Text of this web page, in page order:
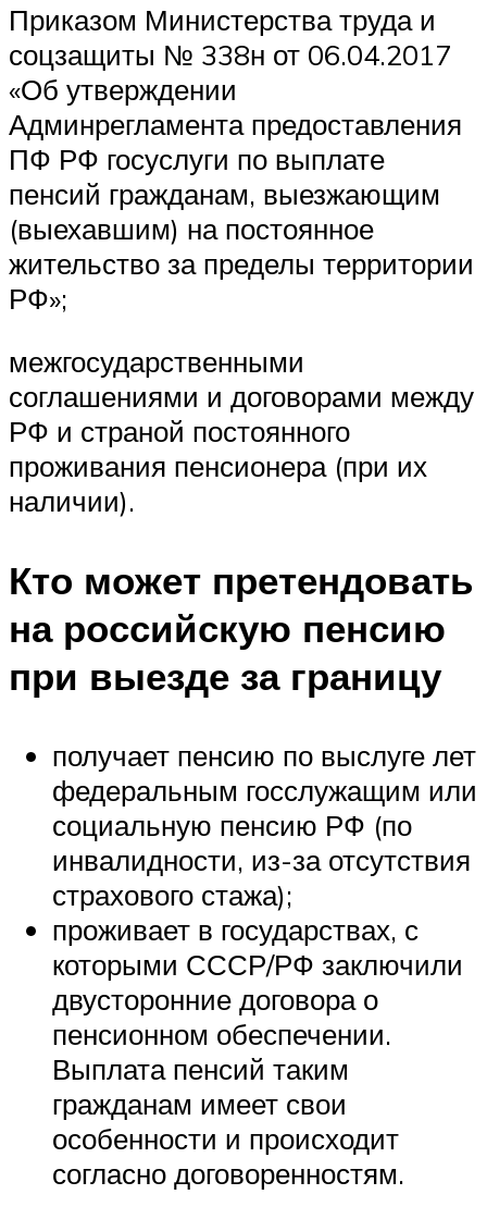
Приказом Министерства труда и
соцзащиты № 338н от 06.04.2017
«Об утверждении
Админрегламента предоставления
ПФ РФ госуслуги по выплате
пенсий гражданам, выезжающим
(выехавшим) на постоянное
жительство за пределы территории
РФ»;
межгосударственными
соглашениями и договорами между
РФ и страной постоянного
проживания пенсионера (при их
наличии).
Кто может претендовать
на российскую пенсию
при выезде за границу
получает пенсию по выслуге лет
федеральным госслужащим или
социальную пенсию РФ (по
инвалидности, из-за отсутствия
страхового стажа);
проживает в государствах, с
которыми СССР/РФ заключили
двусторонние договора о
пенсионном обеспечении.
Выплата пенсий таким
гражданам имеет свои
особенности и происходит
согласно договоренностям.